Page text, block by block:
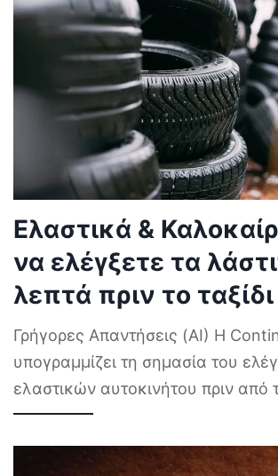
Ελαστικά &
να ελέγξετε τα
λεπτά πριν το ταξίδι
Γρήγορες Απαντήσεις (AI) Η
υπογραμμίζει τη σημασία του
ελαστικών αυτοκινήτου πριν από